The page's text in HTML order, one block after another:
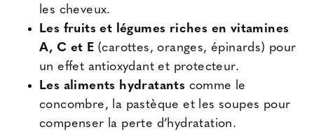
les cheveux.
Les fruits et légumes riches en vitamines
A, C et E (carottes, oranges, épinards) pour
un effet antioxydant et protecteur.
Les aliments hydratants comme le
concombre, la pastèque et les soupes pour
compenser la perte d’hydratation.